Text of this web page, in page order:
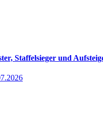
Staffelsieger und